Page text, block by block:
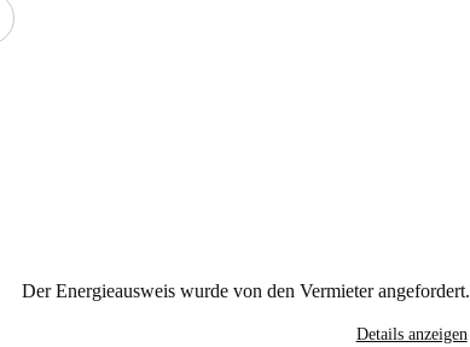
Der Energieausweis wurde von den Vermieter angefordert.
Details anzeigen